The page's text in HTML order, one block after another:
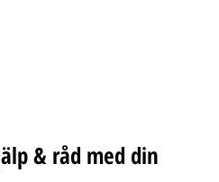
& råd med din